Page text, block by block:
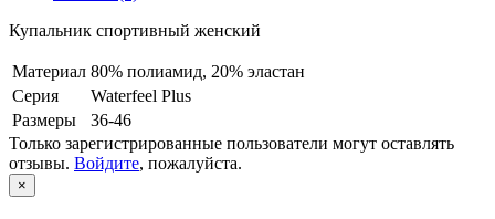
Купальник спортивный женский
Материал 80% полиамид, 20% эластан
Серия
Waterfeel Plus
Размеры
36-46
Только зарегистрированные пользователи могут оставлять
отзывы. Войдите, пожалуйста.
×